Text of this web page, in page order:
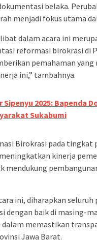
belaka.
menjadi fokus utama
dalam acara ini
reformasi birokrasi di
pemahaman
ini,” tambahnya.
Sipenyu 2025: Bapenda
Sukabumi
Birokrasi pada
kinerja
mendukung
ini, diharapkan
dengan baik di masing-
memastikan
Jawa Barat.